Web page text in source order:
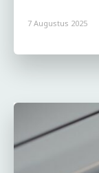
7 Augustus 2025